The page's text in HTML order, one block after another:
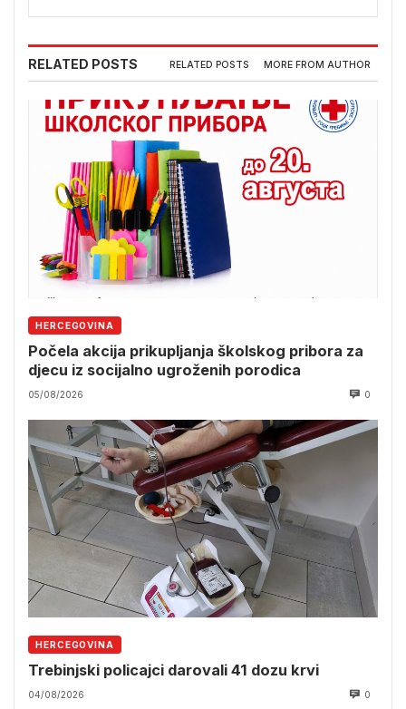
RELATED POSTS RELATED POSTS MORE FROM AUTHOR
HERCEGOVINA
Počela akcija prikupljanja školskog pribora za
djecu iz socijalno ugroženih porodica
05/08/2026 0
HERCEGOVINA
Trebinjski policajci darovali 41 dozu krvi
04/08/2026 0